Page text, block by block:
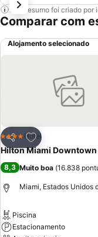
Este resumo foi criado
Comparar com
Alojamento selecionado
Partilhar
Adicionar aos
4 EstrelasHotel
Hilton Miami Downtown
8,3 Muito boa (16.838
Miami, Estados Unidos
Piscina
Estacionamento